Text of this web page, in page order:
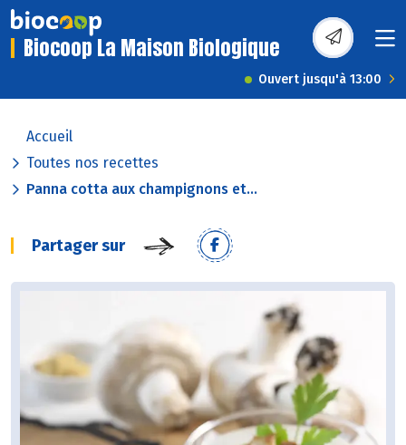
Biocoop La Maison Biologique
Ouvert jusqu'à 13:00
Accueil
Toutes nos recettes
Panna cotta aux champignons et...
Partager sur